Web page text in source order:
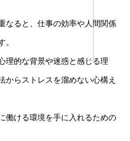
なると、仕事の効率や人間関係
。
理的な背景や迷惑と感じる理
からストレスを溜めない心構え
働ける環境を手に入れるための